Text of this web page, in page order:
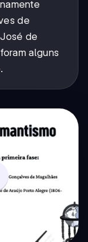
de
de
foram alguns